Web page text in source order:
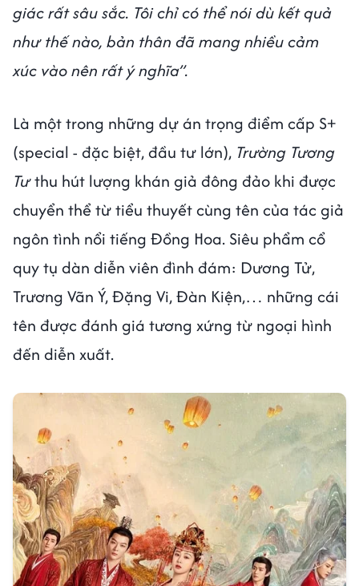
giác rất sâu sắc. Tôi chỉ có thể nói dù kết quả
như thế nào, bản thân đã mang nhiều cảm
xúc vào nên rất ý nghĩa”.
Là một trong những dự án trọng điểm cấp S+
(special - đặc biệt, đầu tư lớn), Trường Tương
Tưthu hút lượng khán giả đông đảo khi được
chuyển thể từ tiểu thuyết cùng tên của tác giả
ngôn tình nổi tiếng Đồng Hoa. Siêu phẩm cổ
quy tụ dàn diễn viên đình đám: Dương Tử,
Trương Vãn Ý, Đặng Vi, Đàn Kiện,… những cái
tên được đánh giá tương xứng từ ngoại hình
đến diễn xuất.